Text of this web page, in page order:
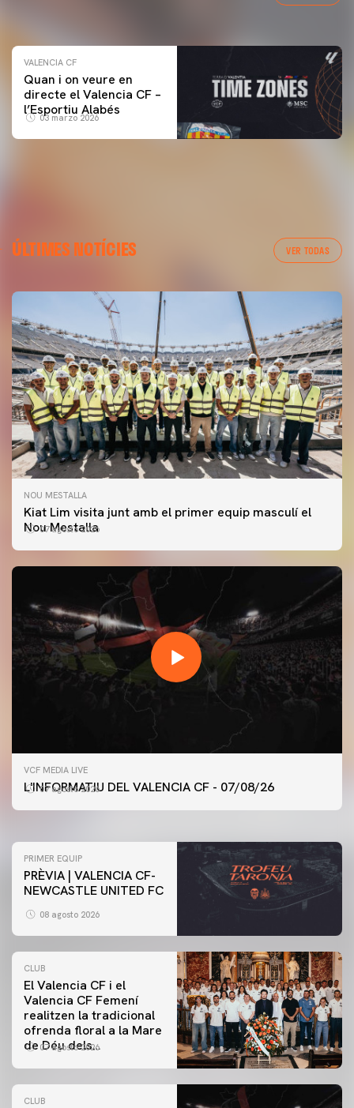
VALENCIA CF
Quan i on veure en
directe el Valencia CF –
l’Esportiu Alabés
03 marzo 2026
ÚLTIMES NOTÍCIES VER TODAS
NOU MESTALLA
Kiat Lim visita junt amb el primer equip masculí el
Nou Mestalla
07 agosto 2026
VCF MEDIA LIVE
L'INFORMATIU DEL VALENCIA CF - 07/08/26
07 agosto 2026
PRIMER EQUIP
ENTRENAMENT DEL VALENCIA CF 7/8/2026
PRIMER EQUIP
PRÈVIA | VALENCIA CF-
NEWCASTLE UNITED FC
08 agosto 2026
CLUB
El Valencia CF i el
Valencia CF Femení
realitzen la tradicional
ofrenda floral a la Mare
de Déu dels
07 agosto 2026
CLUB